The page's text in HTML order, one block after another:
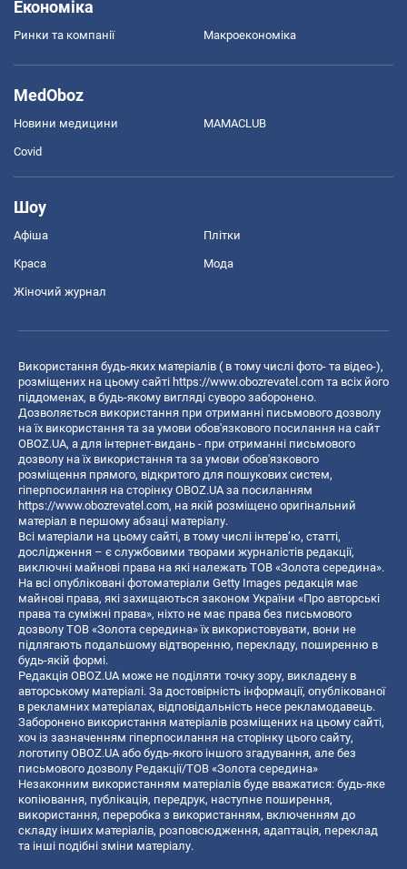
Економіка
Ринки та компанії Макроекономіка
MedOboz
Новини медицини MAMACLUB
Covid
Шоу
Афіша Плітки
Краса Мода
Жіночий журнал
Використання будь-яких матеріалів ( в тому числі фото- та відео-),
розміщених на цьому сайті https://www.obozrevatel.com та всіх його
піддоменах, в будь-якому вигляді суворо заборонено.
Дозволяється використання при отриманні письмового дозволу
на їх використання та за умови обов'язкового посилання на сайт
OBOZ.UA, а для інтернет-видань - при отриманні письмового
дозволу на їх використання та за умови обов'язкового
розміщення прямого, відкритого для пошукових систем,
гіперпосилання на сторінку OBOZ.UA за посиланням
https://www.obozrevatel.com, на якій розміщено оригінальний
матеріал в першому абзаці матеріалу.
Всі матеріали на цьому сайті, в тому числі інтерв’ю, статті,
дослідження – є службовими творами журналістів редакції,
виключні майнові права на які належать ТОВ «Золота середина».
На всі опубліковані фотоматеріали Getty Images редакція має
майнові права, які захищаються законом України «Про авторські
права та суміжні права», ніхто не має права без письмового
дозволу ТОВ «Золота середина» їх використовувати, вони не
підлягають подальшому відтворенню, перекладу, поширенню в
будь-якій формі.
Редакція OBOZ.UA може не поділяти точку зору, викладену в
авторському матеріалі. За достовірність інформації, опублікованої
в рекламних матеріалах, відповідальність несе рекламодавець.
Заборонено використання матеріалів розміщених на цьому сайті,
хоч із зазначенням гіперпосилання на сторінку цього сайту,
логотипу OBOZ.UA або будь-якого іншого згадування, але без
письмового дозволу Редакції/ТОВ «Золота середина»
Незаконним використанням матеріалів буде вважатися: будь-яке
копiювання, публiкацiя, передрук, наступне поширення,
використання, переробка з використанням, включенням до
складу інших матеріалів, розповсюдження, адаптація, переклад
та інші подібні зміни матеріалу.